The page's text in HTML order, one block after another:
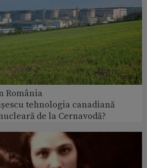
România
tehnologia canadiană
de la Cernavodă?